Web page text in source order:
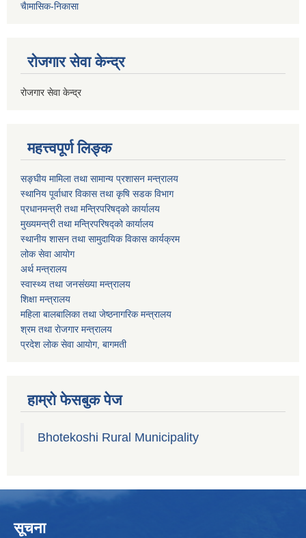
चैामासिक-निकासा
रोजगार सेवा केन्द्र
रोजगार सेवा केन्द्र
महत्त्वपूर्ण लिङ्क
सङ्घीय मामिला तथा सामान्य प्रशासन मन्त्रालय
स्थानिय पूर्वाधार विकास तथा कृषि सडक विभाग
प्रधानमन्त्री तथा मन्त्रिपरिषद्को कार्यालय
मुख्यमन्त्री तथा मन्त्रिपरिषद्को कार्यालय
स्थानीय शासन तथा सामुदायिक विकास कार्यक्रम
लोक सेवा आयोग
अर्थ मन्त्रालय
स्वास्थ्य तथा जनस‌ंख्या मन्त्रालय
शिक्षा मन्त्रालय
महिला बालबालिका तथा जेष्ठनागरिक मन्त्रालय
श्रम तथा राेजगार मन्त्रालय
प्रदेश लोक सेवा आयाेग, बागमती
हाम्रो फेसबुक पेज
Bhotekoshi Rural Municipality
सूचना